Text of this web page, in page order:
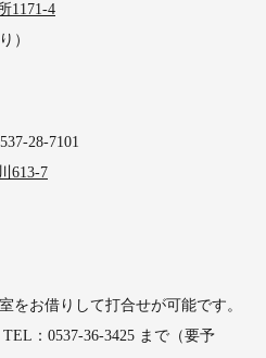
1171-4
）
28-7101
613-7
をお借りして打合せが可能です。
：0537-36-3425 まで（要予